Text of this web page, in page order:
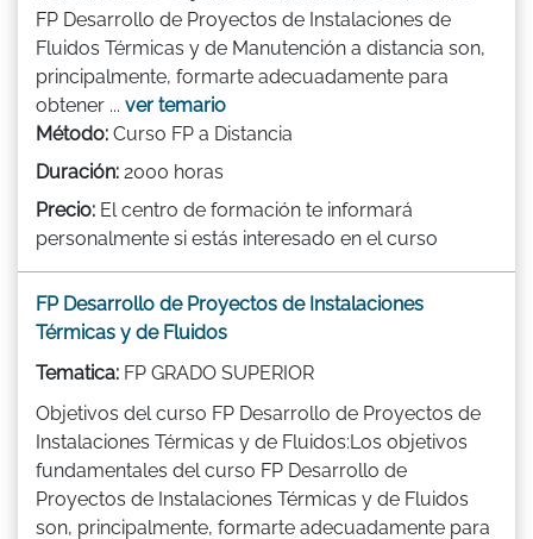
FP Desarrollo de Proyectos de Instalaciones de
Fluidos Térmicas y de Manutención a distancia son,
principalmente, formarte adecuadamente para
obtener ... ver temario
Método: Curso FP a Distancia
Duración: 2000 horas
Precio: El centro de formación te informará
personalmente si estás interesado en el curso
FP Desarrollo de Proyectos de Instalaciones
Térmicas y de Fluidos
Tematica: FP GRADO SUPERIOR
Objetivos del curso FP Desarrollo de Proyectos de
Instalaciones Térmicas y de Fluidos:Los objetivos
fundamentales del curso FP Desarrollo de
Proyectos de Instalaciones Térmicas y de Fluidos
son, principalmente, formarte adecuadamente para